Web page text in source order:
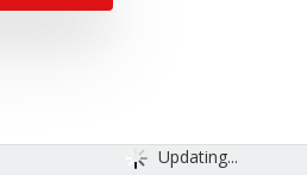
Updating...